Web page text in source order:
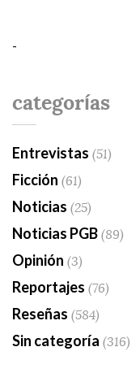
-
categorías
Entrevistas (51)
Ficción (61)
Noticias (25)
Noticias PGB(89)
Opinión (3)
Reportajes (76)
Reseñas (584)
Sin categoría (316)